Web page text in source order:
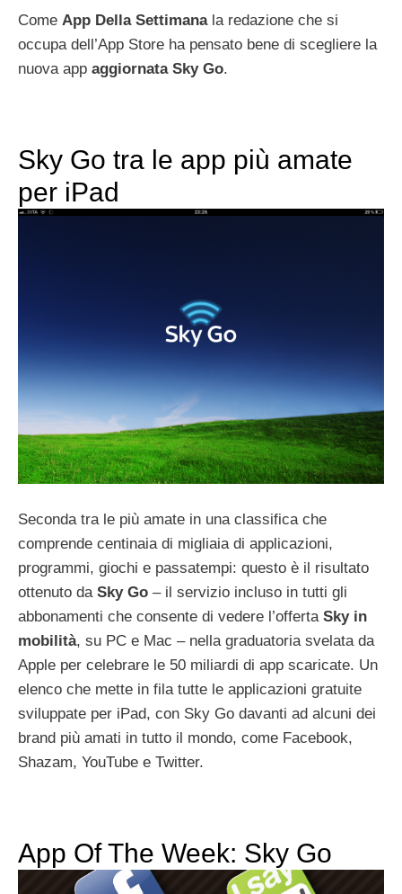
Come App Della Settimanala redazione che si
occupa dell’App Store ha pensato bene di scegliere la
nuova app aggiornata Sky Go.
Sky Go tra le app più amate
per iPad
Seconda tra le più amate in una classifica che
comprende centinaia di migliaia di applicazioni,
programmi, giochi e passatempi: questo è il risultato
ottenuto da Sky Go – il servizio incluso in tutti gli
abbonamenti che consente di vedere l’offerta Sky in
mobilità, su PC e Mac – nella graduatoria svelata da
Apple per celebrare le 50 miliardi di app scaricate. Un
elenco che mette in fila tutte le applicazioni gratuite
sviluppate per iPad, con Sky Go davanti ad alcuni dei
brand più amati in tutto il mondo, come Facebook,
Shazam, YouTube e Twitter.
App Of The Week: Sky Go